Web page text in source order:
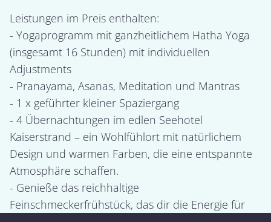
Leistungen im Preis enthalten:
- Yogaprogramm mit ganzheitlichem Hatha Yoga
(insgesamt 16 Stunden) mit individuellen
Adjustments
- Pranayama, Asanas, Meditation und Mantras
- 1 x geführter kleiner Spaziergang
- 4 Übernachtungen im edlen Seehotel
Kaiserstrand – ein Wohlfühlort mit natürlichem
Design und warmen Farben, die eine entspannte
Atmosphäre schaffen.
- Genieße das reichhaltige
Feinschmeckerfrühstück, das dir die Energie für